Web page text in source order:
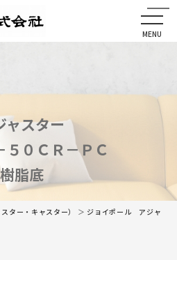
MENU
ャスター
５０ＣＲ－ＰＣ
樹脂底
CLOSE
ター・キャスター） ＞ ジョイポール アジャ